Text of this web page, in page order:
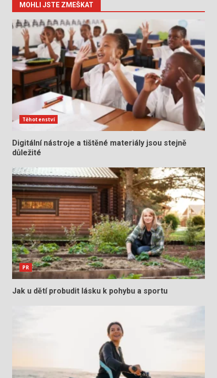
MOHLI JSTE ZMEŠKAT
Těhotenství
Digitální nástroje a tištěné materiály jsou stejně
důležité
PR
Jak u dětí probudit lásku k pohybu a sportu